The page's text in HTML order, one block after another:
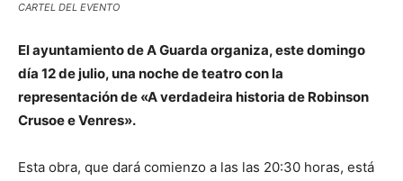
CARTEL DEL EVENTO
El ayuntamiento de A Guarda organiza, este domingo
día 12 de julio, una noche de teatro con la
representación de «A verdadeira historia de Robinson
Crusoe e Venres».
Esta obra, que dará comienzo a las las 20:30 horas, está